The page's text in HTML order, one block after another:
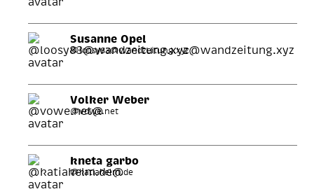
Susanne Opel
@loosy83@wandzeitung.xyz
Volker Weber
@vowe.net
kneta garbo
@katiakelm.de